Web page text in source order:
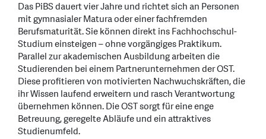
Das PiBS dauert vier Jahre und richtet sich an Personen
mit gymnasialer Matura oder einer fachfremden
Berufsmaturität. Sie können direkt ins Fachhochschul-
Studium einsteigen – ohne vorgängiges Praktikum.
Parallel zur akademischen Ausbildung arbeiten die
Studierenden bei einem Partnerunternehmen der OST.
Diese profitieren von motivierten Nachwuchskräften, die
ihr Wissen laufend erweitern und rasch Verantwortung
übernehmen können. Die OST sorgt für eine enge
Betreuung, geregelte Abläufe und ein attraktives
Studienumfeld.